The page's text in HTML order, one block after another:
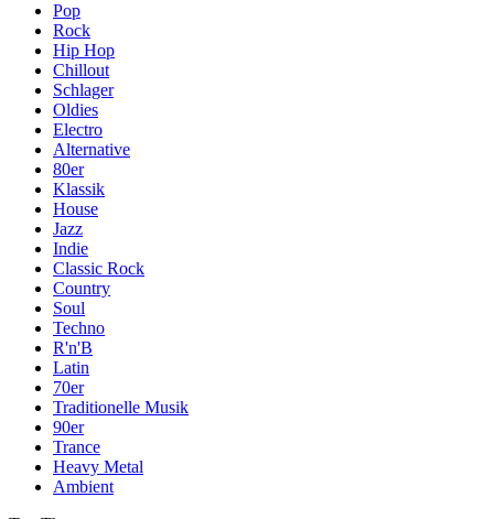
Pop
Rock
Hip Hop
Chillout
Schlager
Oldies
Electro
Alternative
80er
Klassik
House
Jazz
Indie
Classic Rock
Country
Soul
Techno
R'n'B
Latin
70er
Traditionelle Musik
90er
Trance
Heavy Metal
Ambient